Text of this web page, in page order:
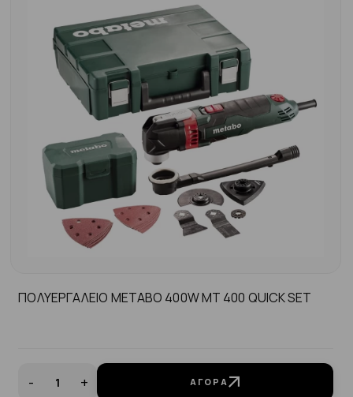
ΠΟΛΥΕΡΓΑΛΕΙΟ METABO 400W MT 400 QUICK SET
- + ΑΓΟΡΆ